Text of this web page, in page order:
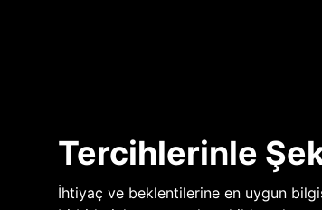
Tercihlerinle
İhtiyaç ve beklentilerine en uygun